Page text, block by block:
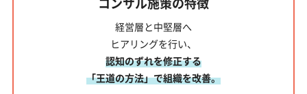
経営層と中堅層へ
ヒアリングを行い、
認知のずれを修正する
「王道の方法」で組織を改善。